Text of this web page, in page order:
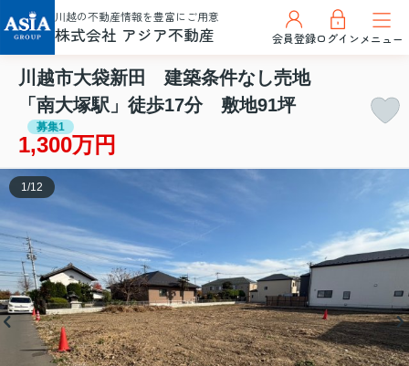
川越の不動産情報を豊富にご用意
株式会社 アジア不動産 会員登録ログインメニュー
川越市大袋新田 建築条件なし売地
「南大塚駅」徒歩17分 敷地91坪
募集1
1,300万円
1 /12